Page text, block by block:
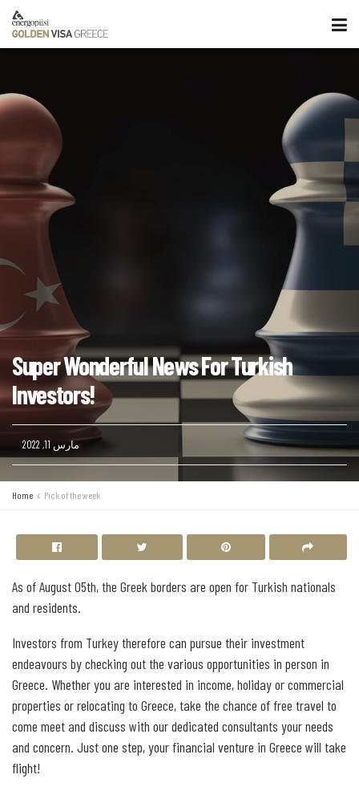
Super Wonderful News For Turkish
Investors!
مارس 11, 2022
Home Pick of the week
As of August 05th, the Greek borders are open for Turkish nationals
and residents.
Investors from Turkey therefore can pursue their investment
endeavours by checking out the various opportunities in person in
Greece. Whether you are interested in income, holiday or commercial
properties or relocating to Greece, take the chance of free travel to
come meet and discuss with our dedicated consultants your needs
and concern. Just one step, your financial venture in Greece will take
flight!